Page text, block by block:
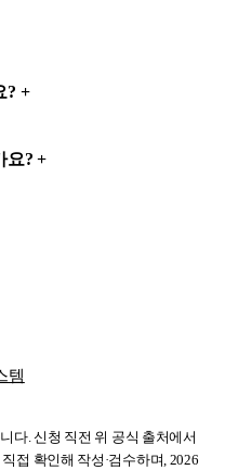
?
요?
템
다. 신청 직전 위 공식 출처에서
접 확인해 작성·검수하며, 2026